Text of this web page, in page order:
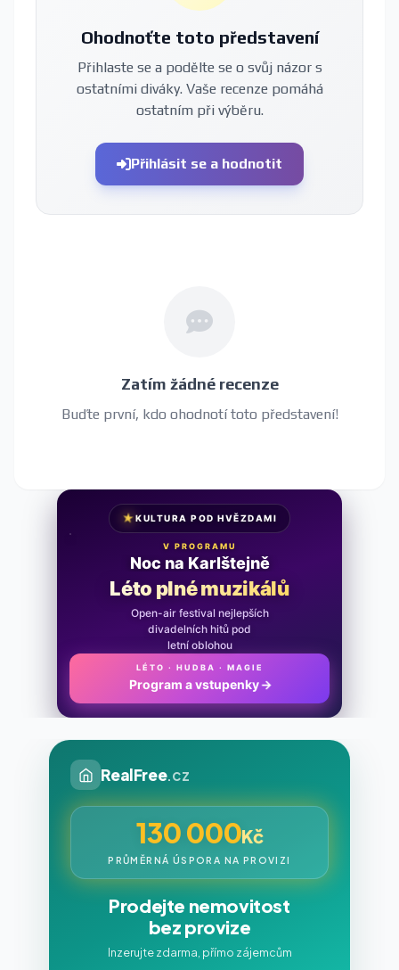
Ohodnoťte toto představení
Přihlaste se a podělte se o svůj názor s
ostatními diváky. Vaše recenze pomáhá
ostatním při výběru.
Přihlásit se a hodnotit
Zatím žádné recenze
Buďte první, kdo ohodnotí toto představení!
★KULTURA POD HVĚZDAMI
V PROGRAMU
Cena za něžnost
Léto plné muzikálů
Open-air festival nejlepších
divadelních hitů pod
letní oblohou
LÉTO · HUDBA · MAGIE
Program a vstupenky→
RealFree.cz
130 000Kč
PRŮMĚRNÁ ÚSPORA NA PROVIZI
Prodejte nemovitost
bez provize
Inzerujte zdarma, přímo zájemcům